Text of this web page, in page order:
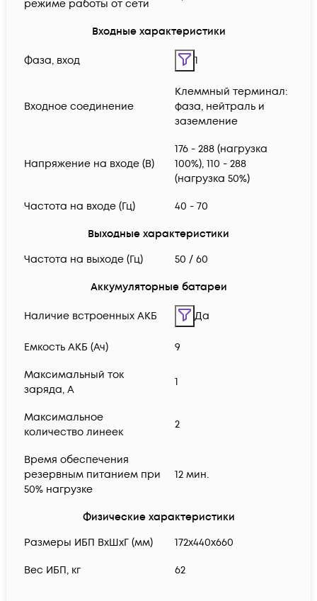
режиме работы от сети
Входные характеристики
Фаза, вход 1
Входное соединение
Клеммный терминал:
фаза, нейтраль и
заземление
Напряжение на входе (В)
176 - 288 (нагрузка
100%), 110 - 288
(нагрузка 50%)
Частота на входе (Гц) 40 - 70
Выходные характеристики
Частота на выходе (Гц)
50 / 60
Аккумуляторные батареи
Наличие встроенных АКБ Да
Емкость АКБ (Ач) 9
Максимальный ток
заряда, А
1
Максимальное
количество линеек
2
Время обеспечения
резервным питанием при
50% нагрузке
12 мин.
Физические характеристики
Размеры ИБП ВхШхГ (мм)
172х440х660
Вес ИБП, кг 62